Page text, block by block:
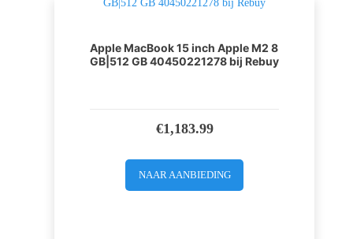
Apple MacBook 15 inch Apple M2 8
GB|512 GB 40450221278 bij Rebuy
€1,183.99
NAAR AANBIEDING